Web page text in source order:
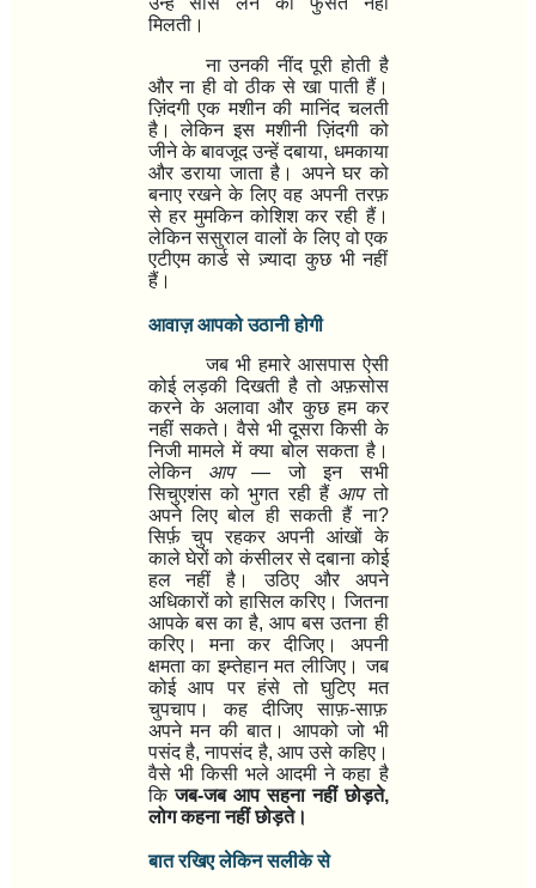
मिलती।
ना उनकी नींद पूरी होती है
और ना ही वो ठीक से खा पाती हैं।
ज़िंदगी एक मशीन की मानिंद चलती
है। लेकिन इस मशीनी ज़िंदगी को
जीने के बावजूद उन्हें दबाया, धमकाया
और डराया जाता है। अपने घर को
बनाए रखने के लिए वह अपनी तरफ़
से हर मुमकिन कोशिश कर रही हैं।
लेकिन ससुराल वालों के लिए वो एक
एटीएम कार्ड से ज़्यादा कुछ भी नहीं
हैं।
आवाज़ आपको उठानी होगी
जब भी हमारे आसपास ऐसी
कोई लड़की दिखती है तो अफ़सोस
करने के अलावा और कुछ हम कर
नहीं सकते। वैसे भी दूसरा किसी के
निजी मामले में क्या बोल सकता है।
लेकिन
आप—जो इन सभी
सिचुएशंस को भुगत रही हैं आप तो
अपने लिए बोल ही सकती हैं ना?
सिर्फ़ चुप रहकर अपनी आंखों के
काले घेरों को कंसीलर से दबाना कोई
हल नहीं है। उठिए और अपने
अधिकारों को हासिल करिए। जितना
आपके बस का है,आप बस उतना ही
करिए। मना कर दीजिए। अपनी
क्षमता का इम्तेहान मत लीजिए। जब
कोई आप पर हंसे तो घुटिए मत
चुपचाप। कह दीजिए साफ़-साफ़
अपने मन की बात। आपको जो भी
पसंद है,नापसंद है, आप उसे कहिए।
वैसे भी किसी भले आदमी ने कहा है
किजब-जब आप सहना नहीं छोड़ते,
लोग कहना नहीं छोड़ते।
बात रखिए लेकिन सलीके से